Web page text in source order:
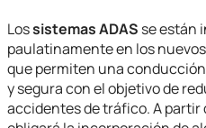
Lossistemas ADAS se están
paulatinamente en los
que permiten una
y segura con el objetivo de
accidentes de tráfico. A partir